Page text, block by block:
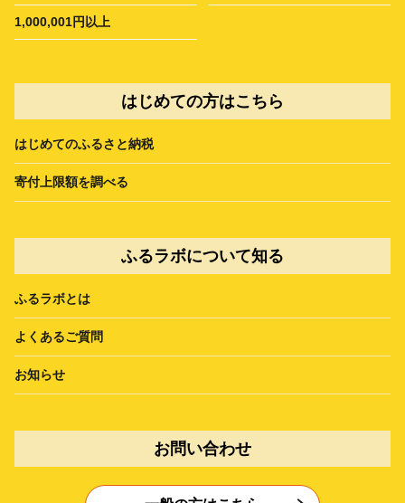
1,000,001円以上
はじめての方はこちら
はじめてのふるさと納税
寄付上限額を調べる
ふるラボについて知る
ふるラボとは
よくあるご質問
お知らせ
お問い合わせ